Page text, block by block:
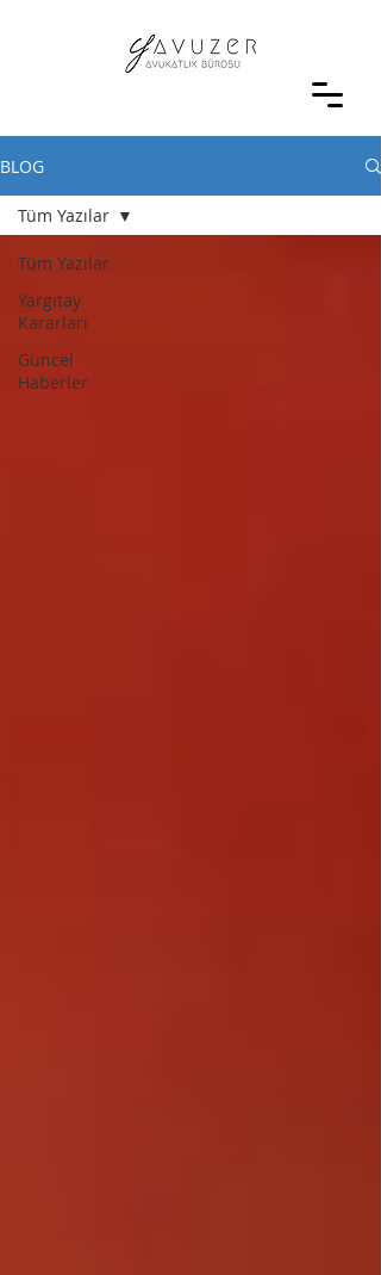
BLOG
Tüm Yazılar
Yargıtay
Kararları
Güncel
Haberler
Tüm Yazılar